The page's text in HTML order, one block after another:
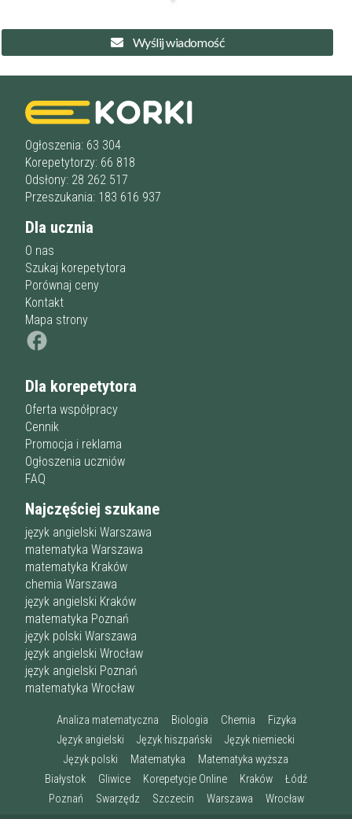
Zakres nauczania
Nauczanie przedszkolne
Szkoła podstawowa
Gimnazjum
Liceum
Przygotowania do studiów
Studia
Dorośli
u ucznia
u korepetytora
online
korepetytora
Doświadczenie
Minimum
Staż korepetytora
Wiek korepetytora
Płeć korepetytora
Wyślij wiadomość
Ogłoszenia: 63 304
Korepetytorzy: 66 818
Odsłony: 28 262 517
Przeszukania: 183 616 937
Dla ucznia
O nas
Szukaj korepetytora
Porównaj ceny
Kontakt
Mapa strony
Dla korepetytora
Oferta współpracy
Cennik
Promocja i reklama
Ogłoszenia uczniów
FAQ
Najczęściej szukane
język angielski Warszawa
matematyka Warszawa
matematyka Kraków
chemia Warszawa
język angielski Kraków
matematyka Poznań
język polski Warszawa
język angielski Wrocław
język angielski Poznań
matematyka Wrocław
Analiza matematyczna Biologia Chemia
Fizyka
Język angielski
Język hiszpański
Język niemiecki
Język polski
Matematyka
Matematyka wyższa
Białystok
Gliwice Korepetycje Online Kraków
Łódź
Poznań
Swarzędz Szczecin Warszawa Wrocław